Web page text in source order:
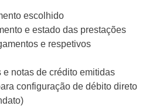
escolhido
e estado das prestações
e respetivos
e notas de crédito emitidas
configuração de débito direto